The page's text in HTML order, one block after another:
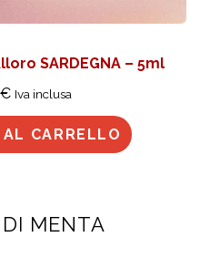
SARDEGNA – 5ml
€ Iva inclusa
CARRELLO
MENTA